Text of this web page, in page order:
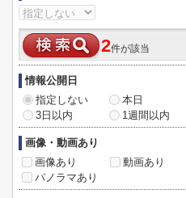
2件が該当
情報公開日
指定しない
本日
3日以内
1週間以内
画像・動画あり
画像あり
動画あり
パノラマあり